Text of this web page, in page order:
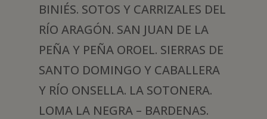
BINIÉS. SOTOS Y CARRIZALES DEL
RÍO ARAGÓN. SAN JUAN DE LA
PEÑA Y PEÑA OROEL. SIERRAS DE
SANTO DOMINGO Y CABALLERA
Y RÍO ONSELLA. LA SOTONERA.
LOMA LA NEGRA – BARDENAS.